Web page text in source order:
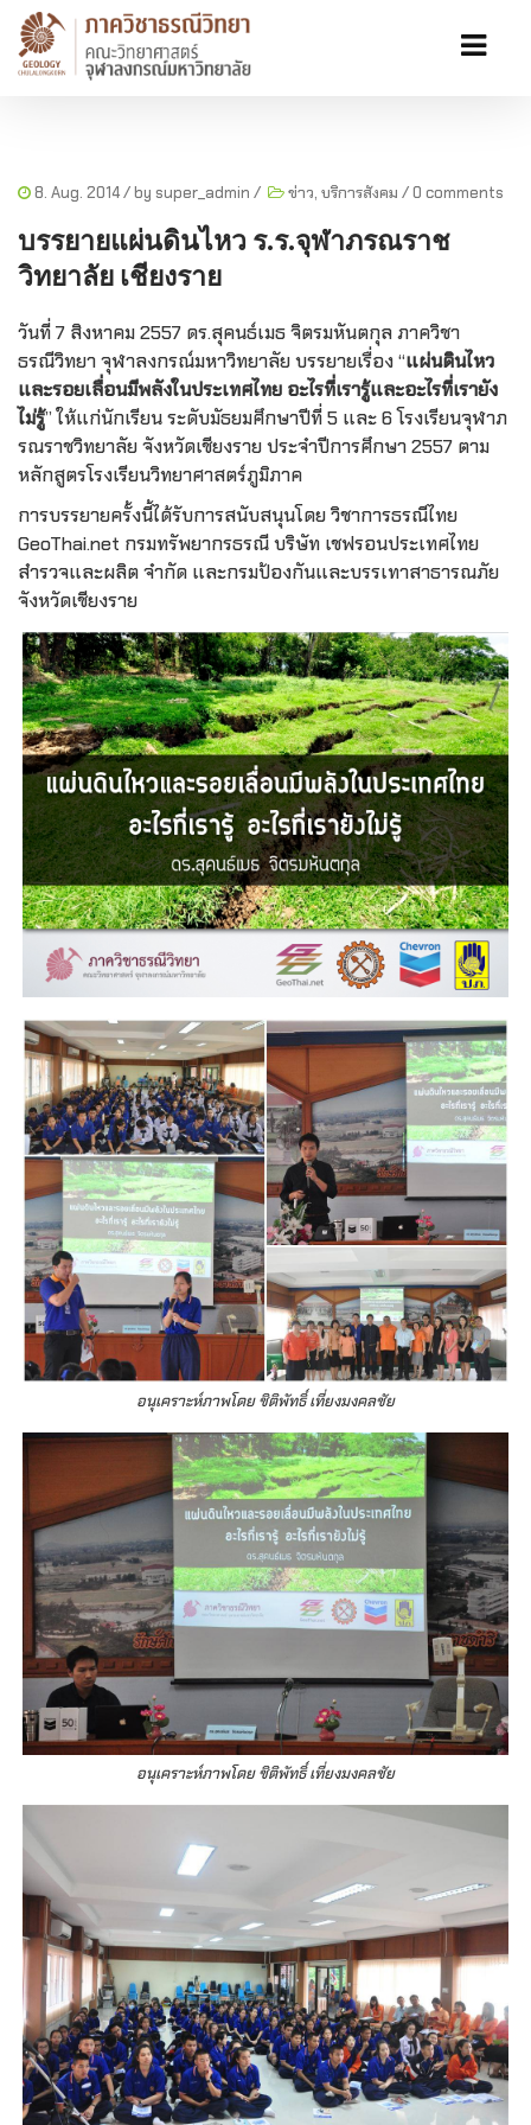
8. Aug. 2014/ by super_admin / ข่าว, บริการสังคม /0 comments
บรรยายแผ่นดินไหว ร.ร.จุฬาภรณราช
วิทยาลัย เชียงราย
วันที่ 7 สิงหาคม 2557 ดร.สุคนธ์เมธ จิตรมหันตกุล ภาควิชา
ธรณีวิทยา จุฬาลงกรณ์มหาวิทยาลัย บรรยายเรื่อง “แผ่นดินไหว
และรอยเลื่อนมีพลังในประเทศไทย อะไรที่เรารู้และอะไรที่เรายัง
ไม่รู้” ให้แก่นักเรียน ระดับมัธยมศึกษาปีที่ 5 และ 6 โรงเรียนจุฬาภ
รณราชวิทยาลัย จังหวัดเชียงรายประจำปีการศึกษา 2557 ตาม
หลักสูตรโรงเรียนวิทยาศาสตร์ภูมิภาค
การบรรยายครั้งนี้ได้รับการสนับสนุนโดย วิชาการธรณีไทย
GeoThai.net กรมทรัพยากรธรณี บริษัท เชฟรอนประเทศไทย
สำรวจและผลิต จำกัด และกรมป้องกันและบรรเทาสาธารณภัย
จังหวัดเชียงราย
อนุเคราะห์ภาพโดย ชิติพัทธิ์ เที่ยงมงคลชัย
อนุเคราะห์ภาพโดย ชิติพัทธิ์ เที่ยงมงคลชัย